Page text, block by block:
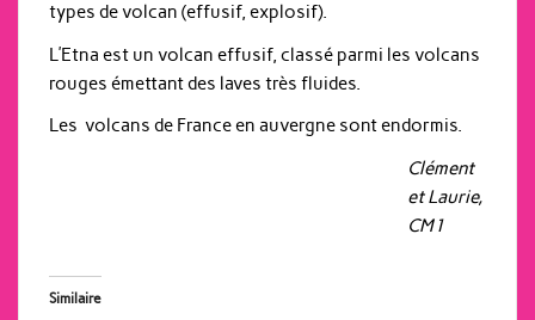
types de volcan (effusif, explosif).
L’Etna est un volcan effusif, classé parmi les volcans
rouges émettant des laves très fluides.
Les volcans de France en auvergne sont endormis.
Clément
et Laurie,
CM1
Similaire